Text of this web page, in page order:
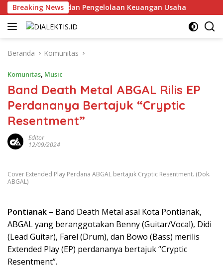
Langsung
ke
konten
Breaking News
Bisnis dan Pengelolaan Keuangan Usaha
Beranda Komunitas
Komunitas, Music
Band Death Metal ABGAL Rilis EP
Perdananya Bertajuk “Cryptic
Resentment”
Editor
12/09/2024
Cover Extended Play Perdana ABGAL bertajuk Cryptic Resentment. (Dok.
ABGAL)
Pontianak – Band Death Metal asal Kota Pontianak,
ABGAL yang beranggotakan Benny (Guitar/Vocal), Didi
(Lead Guitar), Farel (Drum), dan Bowo (Bass) merilis
Extended Play (EP) perdananya bertajuk “Cryptic
Resentment”.